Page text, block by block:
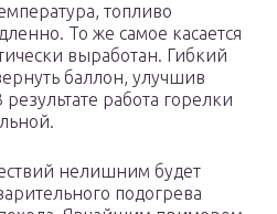
топливо
То же самое касается
выработан. Гибкий
баллон, улучшив
работа горелки
нелишним будет
подогрева